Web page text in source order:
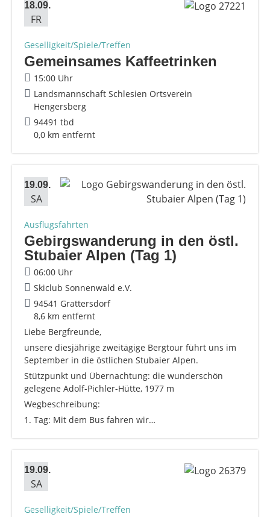
18.09.
FR
Geselligkeit/Spiele/Treffen
Gemeinsames Kaffeetrinken
15:00 Uhr
Landsmannschaft Schlesien Ortsverein
Hengersberg
94491 tbd
0,0 km entfernt
19.09.
SA
Ausflugsfahrten
Gebirgswanderung in den östl.
Stubaier Alpen (Tag 1)
06:00 Uhr
Skiclub Sonnenwald e.V.
94541 Grattersdorf
8,6 km entfernt
Liebe Bergfreunde,
unsere diesjährige zweitägige Bergtour führt uns im
September in die östlichen Stubaier Alpen.
Stützpunkt und Übernachtung: die wunderschön
gelegene Adolf-Pichler-Hütte, 1977 m
Wegbeschreibung:
1. Tag: Mit dem Bus fahren wir…
19.09.
SA
Geselligkeit/Spiele/Treffen